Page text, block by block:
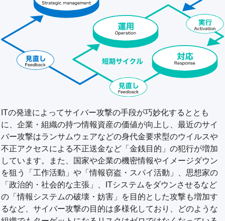
ITの発達によってサイバー攻撃の手段が巧妙化するととも
に、企業・組織の持つ情報資産の価値が向上し、最近のサイ
バー攻撃はランサムウェアなどの身代金要求型のウイルスや
不正アクセスによる不正送金など「金銭目的」の犯行が増加
しています。また、国家や企業の機密情報やイメージダウン
を狙う「工作活動」や「情報窃盗・スパイ活動」、思想家の
「政治的・社会的な主張」、ITシステムをダウンさせるなど
の「情報システムの破壊・妨害」を目的とした攻撃も増加す
るなど、サイバー攻撃の目的は多様化しており、どのような